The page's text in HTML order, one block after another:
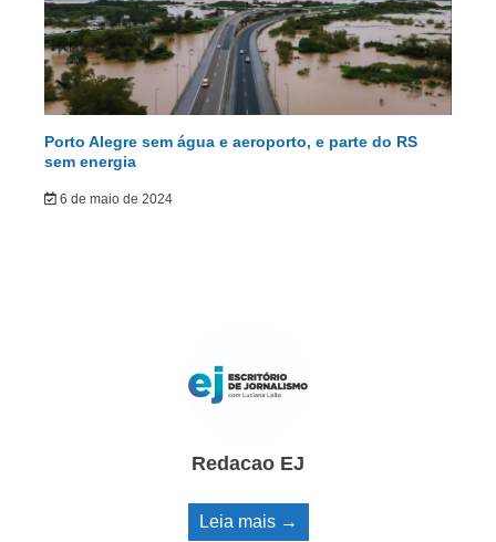
Porto Alegre sem água e aeroporto, e parte do RS
sem energia
6 de maio de 2024
Redacao EJ
Leia mais →